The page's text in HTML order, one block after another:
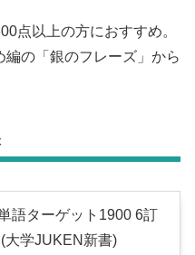
点以上の方におすすめ。
編の「銀のフレーズ」から
語ターゲット1900 6訂
大学JUKEN新書)